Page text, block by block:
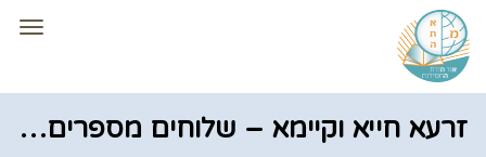
זרעא חייא וקיימא – שלוחים מספרים…